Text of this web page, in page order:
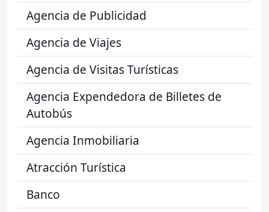
Agencia de Publicidad
Agencia de Viajes
Agencia de Visitas Turísticas
Agencia Expendedora de Billetes de
Autobús
Agencia Inmobiliaria
Atracción Turística
Banco